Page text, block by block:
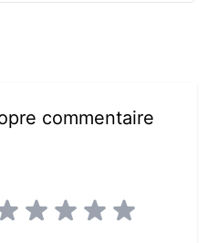
commentaire